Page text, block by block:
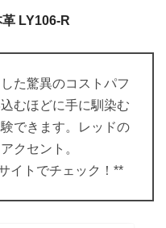
LY106-R
た驚異のコストパフ
むほどに手に馴染む
できます。レッドの
クセント。
イトでチェック！**